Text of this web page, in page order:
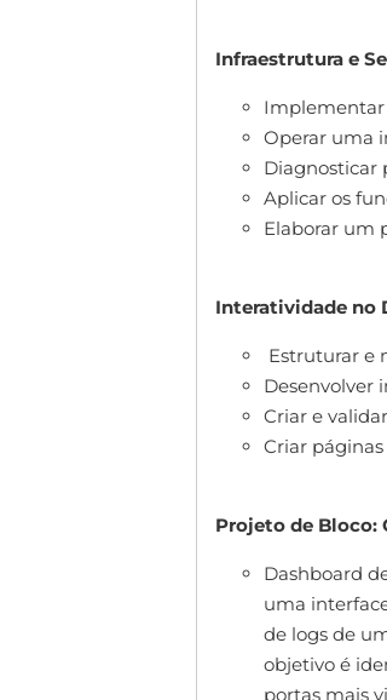
Infraestrutura e
Implementar
Operar uma
Diagnosticar
Aplicar os
Elaborar um
Interatividade no
Estruturar e
Desenvolver
Criar e
Criar
Projeto de Bloco:
Dashboard
uma
de logs de
objetivo é
portas mais